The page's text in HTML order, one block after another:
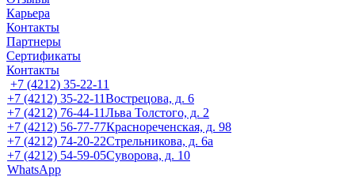
Карьера
Контакты
Партнеры
Сертификаты
Контакты
+7 (4212) 35-22-11
+7 (4212) 35-22-11Вострецова, д. 6
+7 (4212) 76-44-11Льва Толстого, д. 2
+7 (4212) 56-77-77Краснореченская, д. 98
+7 (4212) 74-20-22Стрельникова, д. 6а
+7 (4212) 54-59-05Суворова, д. 10
WhatsApp